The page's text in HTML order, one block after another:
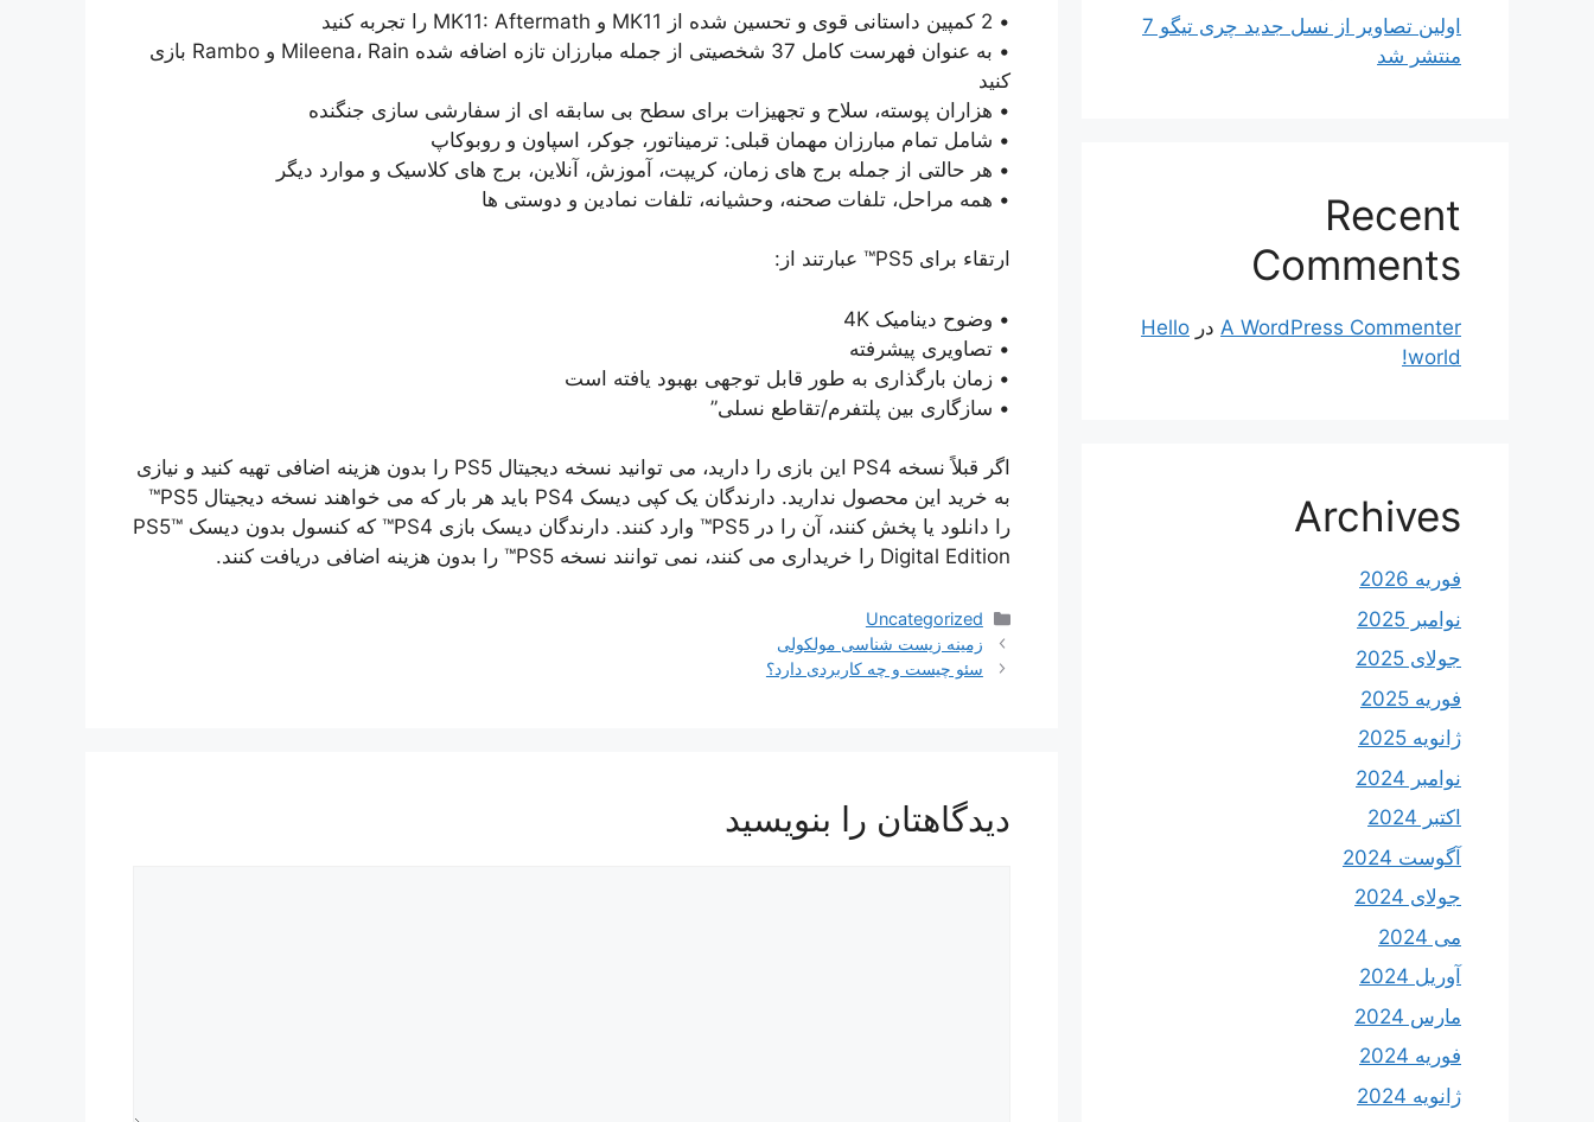
• 2 کمپین داستانی قوی و تحسین شده از MK11 و MK11: Aftermath را تجربه کنید
• به عنوان فهرست کامل 37 شخصیتی از جمله مبارزان تازه اضافه شده Mileena، Rain و Rambo بازی
کنید
• هزاران پوسته، سلاح و تجهیزات برای سطح بی سابقه ای از سفارشی سازی جنگنده
• شامل تمام مبارزان مهمان قبلی: ترمیناتور، جوکر، اسپاون و روبوکاپ
• هر حالتی از جمله برج های زمان، کریپت، آموزش، آنلاین، برج های کلاسیک و موارد دیگر
• همه مراحل، تلفات صحنه، وحشیانه، تلفات نمادین و دوستی ها
ارتقاء برای PS5™ عبارتند از:
• وضوح دینامیک 4K
• تصاویری پیشرفته
• زمان بارگذاری به طور قابل توجهی بهبود یافته است
• سازگاری بین پلتفرم/تقاطع نسلی”
اگر قبلاً نسخه PS4 این بازی را دارید، می توانید نسخه دیجیتال PS5 را بدون هزینه اضافی تهیه کنید و نیازی
به خرید این محصول ندارید. دارندگان یک کپی دیسک PS4 باید هر بار که می خواهند نسخه دیجیتال PS5™
را دانلود یا پخش کنند، آن را در PS5™ وارد کنند. دارندگان دیسک بازی PS4™ که کنسول بدون دیسک PS5™
Digital Edition را خریداری می کنند، نمی توانند نسخه PS5™ را بدون هزینه اضافی دریافت کنند.
دسته‌ها
Uncategorized
ناوبری
نوشته‌ها
زمینه زیست شناسی مولکولی
سئو چیست و چه کاربردی دارد؟
دیدگاهتان را بنویسید
اولین تصاویر از نسل جدید چری تیگو 7
منتشر شد
Recent
Comments
A WordPress Commenter در Hello
world!
Archives
فوریه 2026
نوامبر 2025
جولای 2025
فوریه 2025
ژانویه 2025
نوامبر 2024
اکتبر 2024
آگوست 2024
جولای 2024
می 2024
آوریل 2024
مارس 2024
فوریه 2024
ژانویه 2024